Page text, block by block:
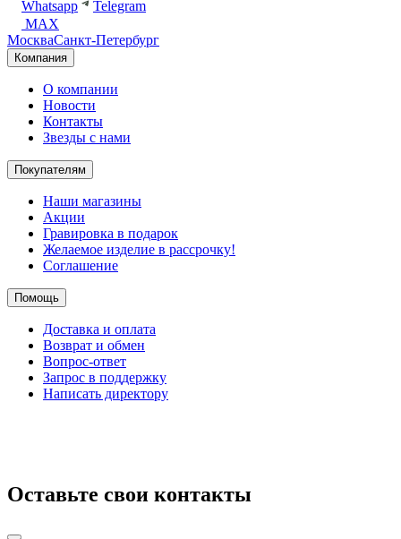
Whatsapp
Telegram
MAX
МоскваСанкт-Петербург
Компания
О компании
Новости
Контакты
Звезды с нами
Покупателям
Наши магазины
Акции
Гравировка в подарок
Желаемое изделие в рассрочку!
Соглашение
Помощь
Доставка и оплата
Возврат и обмен
Вопрос-ответ
Запрос в поддержку
Написать директору
Оставьте свои контакты